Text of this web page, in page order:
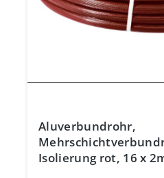
Aluverbundrohr,
Isolierung rot, 16 x